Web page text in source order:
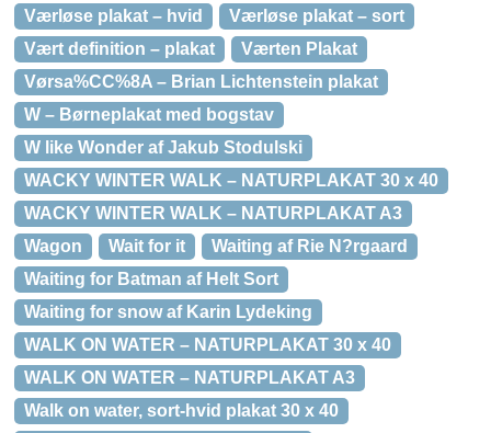
Værløse plakat – hvid
Værløse plakat – sort
Vært definition – plakat
Værten Plakat
Vørsa%CC%8A – Brian Lichtenstein plakat
W – Børneplakat med bogstav
W like Wonder af Jakub Stodulski
WACKY WINTER WALK – NATURPLAKAT 30 x 40
WACKY WINTER WALK – NATURPLAKAT A3
Wagon
Wait for it
Waiting af Rie N?rgaard
Waiting for Batman af Helt Sort
Waiting for snow af Karin Lydeking
WALK ON WATER – NATURPLAKAT 30 x 40
WALK ON WATER – NATURPLAKAT A3
Walk on water, sort-hvid plakat 30 x 40